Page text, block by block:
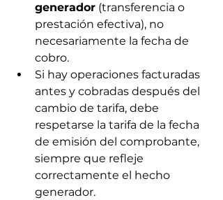
generador (transferencia o
prestación efectiva), no
necesariamente la fecha de
cobro.
Si hay operaciones facturadas
antes y cobradas después del
cambio de tarifa, debe
respetarse la tarifa de la fecha
de emisión del comprobante,
siempre que refleje
correctamente el hecho
generador.